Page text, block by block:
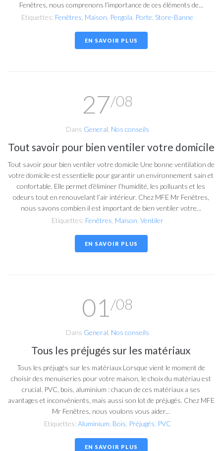
Fenêtres, nous comprenons l'importance de ces éléments de...
Etiquettes: Fenêtres Maison Pergola Porte Store-Banne
EN SAVOIR PLUS
27/08
Dans General Nos conseils
Tout savoir pour bien ventiler votre domicile
Tout savoir pour bien ventiler votre domicile Une bonne ventilation de
votre domicile est essentielle pour garantir un environnement sain et
confortable. Elle permet d’éliminer l’humidité, les polluants et les
odeurs tout en renouvelant l’air intérieur. Chez MFE Mr Fenêtres,
nous savons combien il est important de bien ventiler votre...
Etiquettes: Fenêtres Maison Ventiler
EN SAVOIR PLUS
01/08
Dans General Nos conseils
Tous les préjugés sur les matériaux
Tous les préjugés sur les matériaux Lorsque vient le moment de
choisir des menuiseries pour votre maison, le choix du matériau est
crucial. PVC, bois, aluminium : chacun de ces matériaux a ses
avantages et inconvénients, mais aussi son lot de préjugés. Chez MFE
Mr Fenêtres, nous voulons vous aider...
Etiquettes: Aluminium Bois Préjugés PVC
EN SAVOIR PLUS